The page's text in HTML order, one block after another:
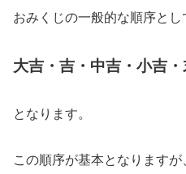
おみくじの一般的な順序とし
大吉・吉・中吉・小吉
となります。
この順序が基本となりますが